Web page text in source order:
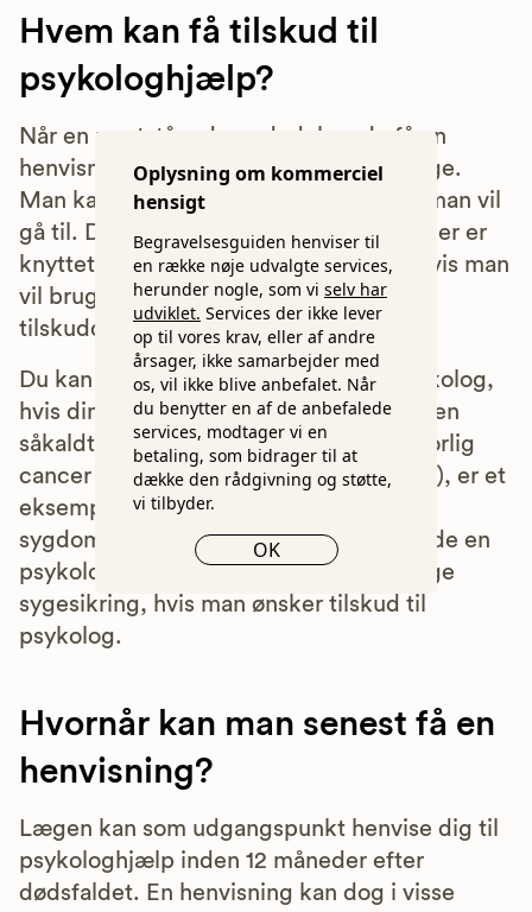
Oplysning om kommerciel
hensigt
Begravelsesguiden henviser til
en række nøje udvalgte services,
herunder nogle, som vi selv har
udviklet. Services der ikke lever
op til vores krav, eller af andre
årsager, ikke samarbejder med
os, vil ikke blive anbefalet. Når
du benytter en af de anbefalede
services, modtager vi en
betaling, som bidrager til at
dække den rådgivning og støtte,
vi tilbyder.
OK
Hvem kan få tilskud til
psykologhjælp?
Når en nærtstående er død, kan du få en
henvisning til en psykolog hos egen læge.
Man kan selv vælge, hvilken psykolog man vil
gå til. Dog skal det være en psykolog, der er
knyttet til den offentlige sygesikring, hvis man
vil bruge henvisningen og dermed få
tilskuddet fra sygesikringen.
Du kan også få en henvisning til en psykolog,
hvis din læge vurderer, at du er ramt af en
såkaldt "invaliderende sygdom". En alvorlig
cancer (med eller uden dødelig udgang), er et
eksempel på en såkaldt invaliderende
sygdom. Også her er der krav om at finde en
psykolog, der er knyttet til den offentlige
sygesikring, hvis man ønsker tilskud til
psykolog.
Hvornår kan man senest få en
henvisning?
Lægen kan som udgangspunkt henvise dig til
psykologhjælp inden 12 måneder efter
dødsfaldet. En henvisning kan dog i visse